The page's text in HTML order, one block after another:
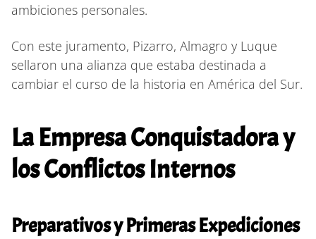
ambiciones personales.
Con este juramento, Pizarro, Almagro y Luque
sellaron una alianza que estaba destinada a
cambiar el curso de la historia en América del Sur.
La Empresa Conquistadora y
los Conflictos Internos
Preparativos y Primeras Expediciones